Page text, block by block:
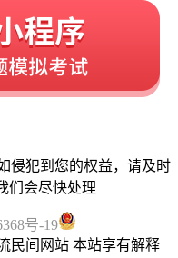
侵犯到您的权益，请及时
们会尽快处理
号-19
民间网站 本站享有解释